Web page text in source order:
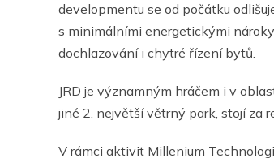
developmentu se od počátku
s minimálními energetickými
dochlazování i chytré řízení bytů.
JRD je významným hráčem i v
jiné 2. největší větrný park, stojí za
V rámci aktivit Millenium